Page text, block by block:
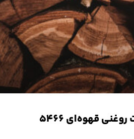
قهوه‌ای ۵۴۶۶